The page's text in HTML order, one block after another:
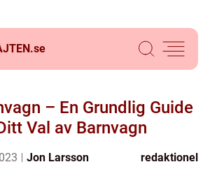
se
– En Grundlig Guide
Val av Barnvagn
Jon Larsson redaktionel